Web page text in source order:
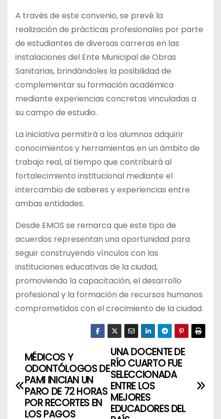
A través de este convenio, se prevé la
realización de prácticas profesionales por parte
de estudiantes de diversas carreras en las
instalaciones del Ente Municipal de Obras
Sanitarias, brindándoles la posibilidad de
complementar su formación académica
mediante experiencias concretas vinculadas a
su campo de estudio.
La iniciativa permitirá a los alumnos adquirir
conocimientos y herramientas en un ámbito de
trabajo real, al tiempo que contribuirá al
fortalecimiento institucional mediante el
intercambio de saberes y experiencias entre
ambas entidades.
Desde EMOS se remarca que este tipo de
acuerdos representan una oportunidad para
seguir construyendo vínculos con las
instituciones educativas de la ciudad,
promoviendo la capacitación, el desarrollo
profesional y la formación de recursos humanos
comprometidos con el crecimiento de la ciudad.
N
a
UNA DOCENTE DE
RÍO CUARTO FUE
SELECCIONADA
ENTRE LOS
MEJORES
EDUCADORES DEL
MÉDICOS Y
ODONTÓLOGOS DE
PAMI INICIAN UN
PARO DE 72 HORAS
POR RECORTES EN
LOS PAGOS